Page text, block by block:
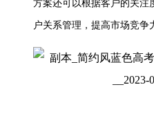
方案还可以根据客户的关注
户关系管理，提高市场竞争